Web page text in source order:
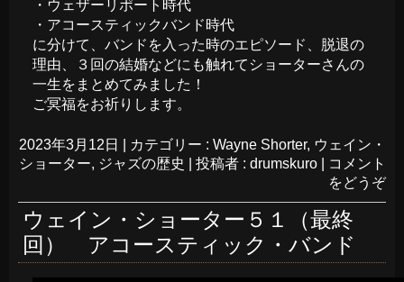
・ウェザーリポート時代
・アコースティックバンド時代
に分けて、バンドを入った時のエピソード、脱退の
理由、３回の結婚などにも触れてショーターさんの
一生をまとめてみました！
ご冥福をお祈りします。
2023年3月12日 カテゴリー : Wayne Shorter, ウェイン・
ショーター, ジャズの歴史 投稿者 : drumskuro
コメント
をどうぞ
ウェイン・ショーター５１（最終
回） アコースティック・バンド